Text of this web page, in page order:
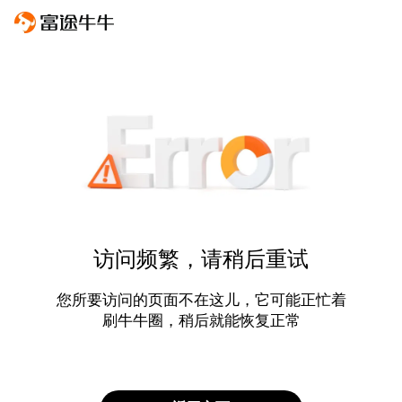
访问频繁，请稍后重试
您所要访问的页面不在这儿，它可能正忙着
刷牛牛圈，稍后就能恢复正常